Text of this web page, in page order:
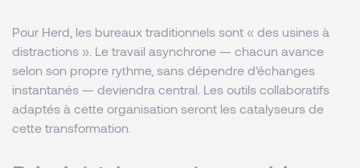
Pour Herd, les bureaux traditionnels sont « des usines à
distractions ». Le travail asynchrone — chacun avance
selon son propre rythme, sans dépendre d’échanges
instantanés — deviendra central. Les outils collaboratifs
adaptés à cette organisation seront les catalyseurs de
cette transformation.